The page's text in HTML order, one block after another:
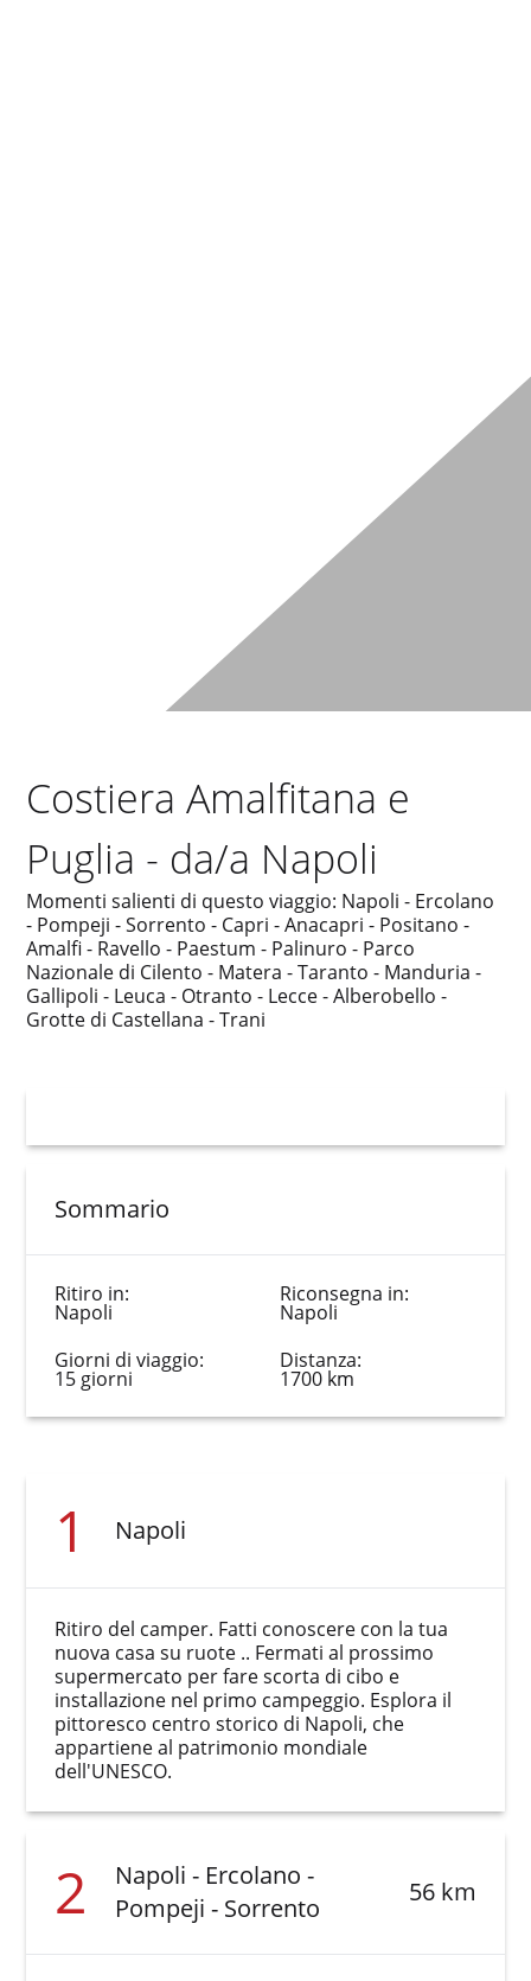
Costiera Amalfitana e
Puglia - da/a Napoli
Momenti salienti di questo viaggio: Napoli - Ercolano
- Pompeji - Sorrento - Capri - Anacapri - Positano -
Amalfi - Ravello - Paestum - Palinuro - Parco
Nazionale di Cilento - Matera - Taranto - Manduria -
Gallipoli - Leuca - Otranto - Lecce - Alberobello -
Grotte di Castellana - Trani
Sommario
Ritiro in:
Napoli
Riconsegna in:
Napoli
Giorni di viaggio:
15 giorni
Distanza:
1700 km
1 Napoli
Ritiro del camper. Fatti conoscere con la tua
nuova casa su ruote .. Fermati al prossimo
supermercato per fare scorta di cibo e
installazione nel primo campeggio. Esplora il
pittoresco centro storico di Napoli, che
appartiene al patrimonio mondiale
dell'UNESCO.
2
Napoli - Ercolano -
Pompeji - Sorrento
56 km